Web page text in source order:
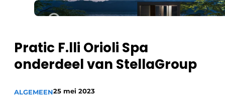
Pratic F.lli Orioli Spa
onderdeel van StellaGroup
ALGEMEEN25 mei 2023